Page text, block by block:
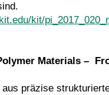
kit/
Materials –
präzise